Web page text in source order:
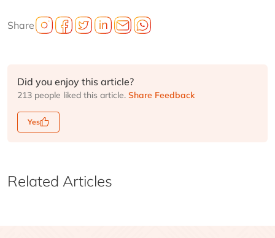
Share
Did you enjoy this article?
213 people liked this article. Share Feedback
Yes
Related Articles